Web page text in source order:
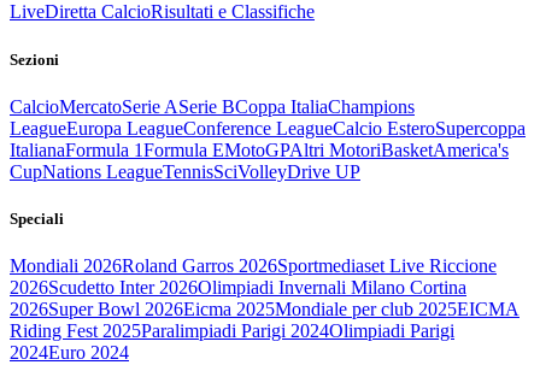
LiveDiretta CalcioRisultati e Classifiche
Sezioni
CalcioMercatoSerie ASerie BCoppa ItaliaChampions
LeagueEuropa LeagueConference LeagueCalcio EsteroSupercoppa
ItalianaFormula 1Formula EMotoGPAltri MotoriBasketAmerica's
CupNations LeagueTennisSciVolleyDrive UP
Speciali
Mondiali 2026Roland Garros 2026Sportmediaset Live Riccione
2026Scudetto Inter 2026Olimpiadi Invernali Milano Cortina
2026Super Bowl 2026Eicma 2025Mondiale per club 2025EICMA
Riding Fest 2025Paralimpiadi Parigi 2024Olimpiadi Parigi
2024Euro 2024